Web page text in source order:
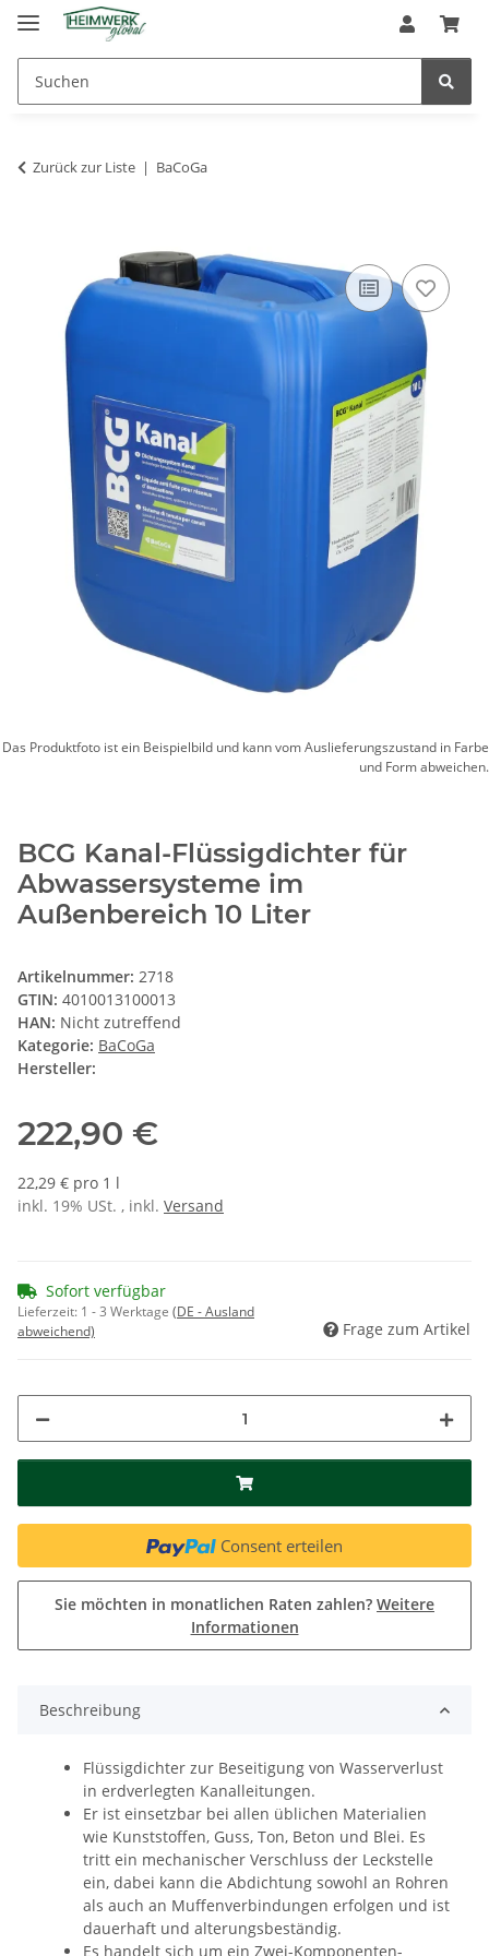
Zurück zur Liste BaCoGa
Das Produktfoto ist ein Beispielbild und kann vom Auslieferungszustand in Farbe
und Form abweichen.
BCG Kanal-Flüssigdichter für
Abwassersysteme im
Außenbereich 10 Liter
Artikelnummer: 2718
GTIN: 4010013100013
HAN: Nicht zutreffend
Kategorie: BaCoGa
Hersteller:
222,90 €
22,29 € pro 1 l
inkl. 19% USt. , inkl. Versand
Sofort verfügbar
Lieferzeit: 1 - 3 Werktage (DE - Ausland
abweichend)
Frage zum Artikel
Consent erteilen
Sie möchten in monatlichen Raten zahlen? Weitere
Informationen
Beschreibung
Flüssigdichter zur Beseitigung von Wasserverlust
in erdverlegten Kanalleitungen.
Er ist einsetzbar bei allen üblichen Materialien
wie Kunststoffen, Guss, Ton, Beton und Blei. Es
tritt ein mechanischer Verschluss der Leckstelle
ein, dabei kann die Abdichtung sowohl an Rohren
als auch an Muffenverbindungen erfolgen und ist
dauerhaft und alterungsbeständig.
Es handelt sich um ein Zwei-Komponenten-